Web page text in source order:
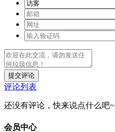
提交评论
评论列表
还没有评论，快来说点什么吧~
会员中心